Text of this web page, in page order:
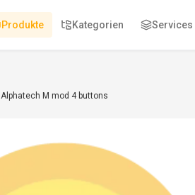
Produkte Kategorien Services
Alphatech M mod 4 buttons